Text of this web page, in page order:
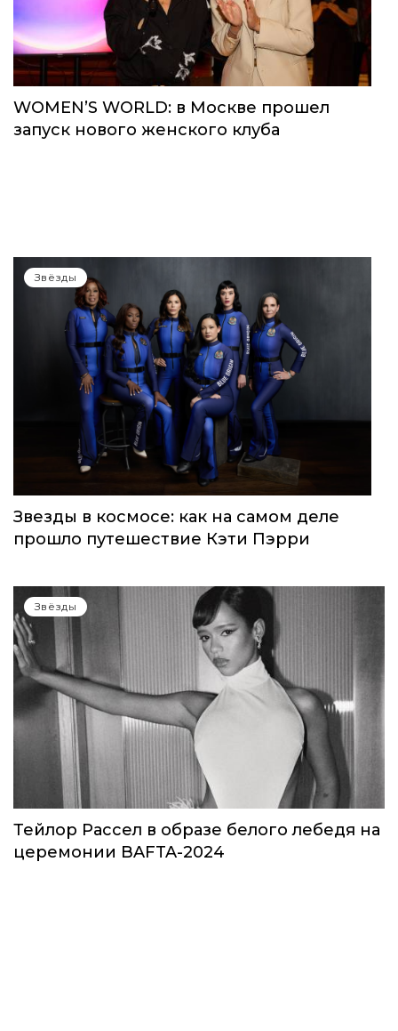
WOMEN’S WORLD: в Москве прошел
запуск нового женского клуба
Звёзды
Звезды в космосе: как на самом деле
прошло путешествие Кэти Пэрри
Звёзды
Тейлор Рассел в образе белого лебедя на
церемонии BAFTA-2024